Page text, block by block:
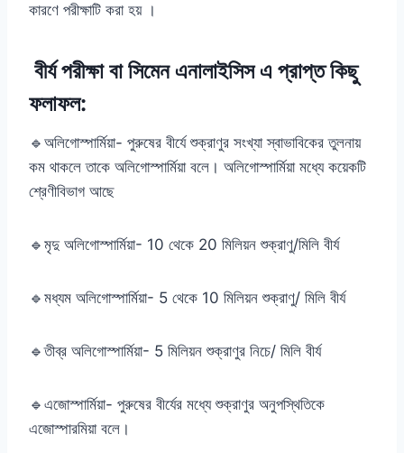
কারণে পরীক্ষাটি করা হয় ।
বীর্য পরীক্ষা বা সিমেন এনালাইসিস এ প্রাপ্ত কিছু
ফলাফল:
🔹অলিগোস্পার্মিয়া- পুরুষের বীর্যে শুক্রাণুর সংখ্যা স্বাভাবিকের তুলনায়
কম থাকলে তাকে অলিগোস্পার্মিয়া বলে। অলিগোস্পার্মিয়া মধ্যে কয়েকটি
শ্রেণীবিভাগ আছে
🔹মৃদু অলিগোস্পার্মিয়া- 10 থেকে 20 মিলিয়ন শুক্রাণু/মিলি বীর্য
🔹মধ্যম অলিগোস্পার্মিয়া- 5 থেকে 10 মিলিয়ন শুক্রাণু/ মিলি বীর্য
🔹তীব্র অলিগোস্পার্মিয়া- 5 মিলিয়ন শুক্রাণুর নিচে/ মিলি বীর্য
🔹এজোস্পার্মিয়া- পুরুষের বীর্যের মধ্যে শুক্রাণুর অনুপস্থিতিকে
এজোস্পারমিয়া বলে।